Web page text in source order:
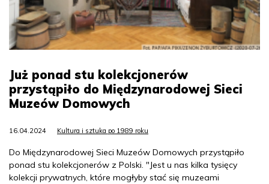
Już ponad stu kolekcjonerów
przystąpiło do Międzynarodowej Sieci
Muzeów Domowych
16.04.2024 Kultura i sztuka po 1989 roku
Do Międzynarodowej Sieci Muzeów Domowych przystąpiło
ponad stu kolekcjonerów z Polski. "Jest u nas kilka tysięcy
kolekcji prywatnych, które mogłyby stać się muzeami